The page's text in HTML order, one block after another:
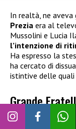
In realtà, ne
Prezia era al
Mussolini e Lucia
l’intenzione di
Ha espresso la
ha cercato di
istintive delle quali
Grande
abbandonare: